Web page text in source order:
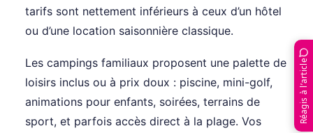
tarifs sont nettement inférieurs à ceux d’un hôtel
ou d’une location saisonnière classique.
Les campings familiaux proposent une palette de
loisirs inclus ou à prix doux : piscine, mini-golf,
animations pour enfants, soirées, terrains de
sport, et parfois accès direct à la plage. Vos
Réagis à l’article